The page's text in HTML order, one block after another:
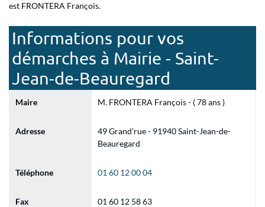
est FRONTERA François.
Informations pour vos
démarches à Mairie - Saint-
Jean-de-Beauregard
Maire M. FRONTERA François - ( 78 ans )
Adresse
49 Grand'rue - 91940 Saint-Jean-de-
Beauregard
Téléphone 01 60 12 00 04
Fax 01 60 12 58 63